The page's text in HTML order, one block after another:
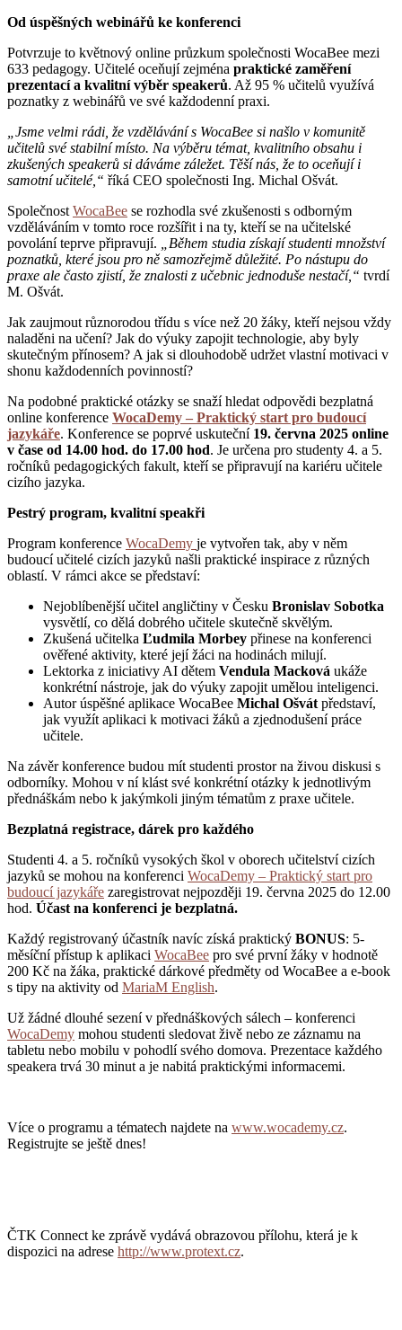
Od úspěšných webinářů ke konferenci
Potvrzuje to květnový online průzkum společnosti WocaBee mezi
633 pedagogy. Učitelé oceňují zejména praktické zaměření
prezentací a kvalitní výběr speakerů. Až 95 % učitelů využívá
poznatky z webinářů ve své každodenní praxi.
„Jsme velmi rádi, že vzdělávání s WocaBee si našlo v komunitě
učitelů své stabilní místo. Na výběru témat, kvalitního obsahu i
zkušených speakerů si dáváme záležet. Těší nás, že to oceňují i
samotní učitelé,“ říká CEO společnosti Ing. Michal Ošvát.
Společnost WocaBee se rozhodla své zkušenosti s odborným
vzděláváním v tomto roce rozšířit i na ty, kteří se na učitelské
povolání teprve připravují.
„Během studia získají studenti množství
poznatků, které jsou pro ně samozřejmě důležité. Po nástupu do
praxe ale často zjistí, že znalosti z učebnic jednoduše nestačí,“ tvrdí
M. Ošvát.
Jak zaujmout různorodou třídu s více než 20 žáky, kteří nejsou vždy
naladěni na učení? Jak do výuky zapojit technologie, aby byly
skutečným přínosem? A jak si dlouhodobě udržet vlastní motivaci v
shonu každodenních povinností?
Na podobné praktické otázky se snaží hledat odpovědi bezplatná
online konference WocaDemy – Praktický start pro budoucí
jazykáře. Konference se poprvé uskuteční 19. června 2025 online
v čase od 14.00 hod. do 17.00 hod. Je určena pro studenty 4. a 5.
ročníků pedagogických fakult, kteří se připravují na kariéru učitele
cizího jazyka.
Pestrý program, kvalitní speakři
Program konference WocaDemy je vytvořen tak, aby v něm
budoucí učitelé cizích jazyků našli praktické inspirace z různých
oblastí. V rámci akce se představí:
Nejoblíbenější učitel angličtiny v Česku Bronislav Sobotka
vysvětlí, co dělá dobrého učitele skutečně skvělým.
Zkušená učitelka Ľudmila Morbey přinese na konferenci
ověřené aktivity, které její žáci na hodinách milují.
Lektorka z iniciativy AI dětem Vendula Macková ukáže
konkrétní nástroje, jak do výuky zapojit umělou inteligenci.
Autor úspěšné aplikace WocaBee Michal Ošvát představí,
jak využít aplikaci k motivaci žáků a zjednodušení práce
učitele.
Na závěr konference budou mít studenti prostor na živou diskusi s
odborníky. Mohou v ní klást své konkrétní otázky k jednotlivým
přednáškám nebo k jakýmkoli jiným tématům z praxe učitele.
Bezplatná registrace, dárek pro každého
Studenti 4. a 5. ročníků vysokých škol v oborech učitelství cizích
jazyků se mohou na konferenci WocaDemy – Praktický start pro
budoucí jazykáře zaregistrovat nejpozději 19. června 2025 do 12.00
hod. Účast na konferenci je bezplatná.
Každý registrovaný účastník navíc získá praktický BONUS: 5-
měsíční přístup k aplikaci WocaBee pro své první žáky v hodnotě
200 Kč na žáka, praktické dárkové předměty od WocaBee a e-book
s tipy na aktivity od MariaM English.
Už žádné dlouhé sezení v přednáškových sálech – konferenci
WocaDemy mohou studenti sledovat živě nebo ze záznamu na
tabletu nebo mobilu v pohodlí svého domova. Prezentace každého
speakera trvá 30 minut a je nabitá praktickými informacemi.
Více o programu a tématech najdete na www.wocademy.cz.
Registrujte se ještě dnes!
ČTK Connect ke zprávě vydává obrazovou přílohu, která je k
dispozici na adrese http://www.protext.cz.